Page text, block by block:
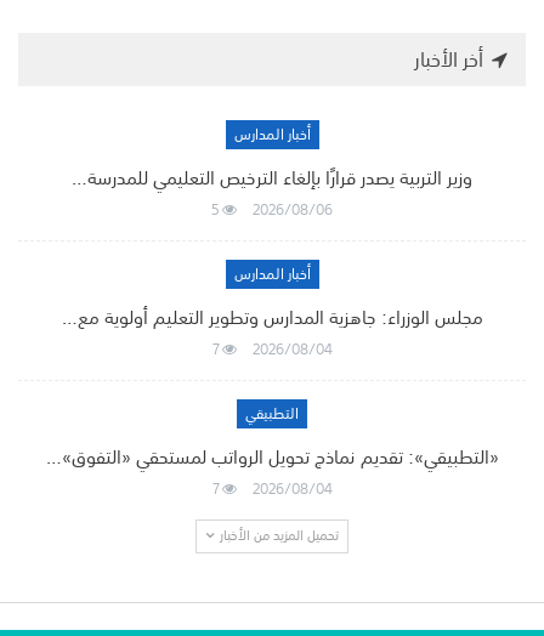
أخر الأخبار
أخبار المدارس
وزير التربية يصدر قرارًا بإلغاء الترخيص التعليمي للمدرسة…
2026/08/06
5
أخبار المدارس
مجلس الوزراء: جاهزية المدارس وتطوير التعليم أولوية مع…
2026/08/04
7
التطبيقي
«التطبيقي»: تقديم نماذج تحويل الرواتب لمستحقي «التفوق»…
2026/08/04
7
تحميل المزيد من الأخبار